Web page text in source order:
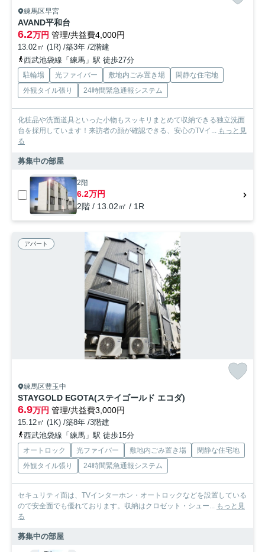
練馬区早宮
AVAND平和台
6.2万円 管理/共益費4,000円
13.02㎡ (1R) /築3年 /2階建
西武池袋線「練馬」駅 徒歩27分
駐輪場 光ファイバー 敷地内ごみ置き場
閑静な住宅地
外観タイル張り
24時間緊急通報システム
化粧品や洗面道具といった小物もスッキリまとめて収納できる独立洗面
台を採用しています！来訪者の顔が確認できる、安心のTVイ... もっと見
る
募集中の部屋
2階
6.2万円
2階 / 13.02㎡ / 1R
アパート
練馬区豊玉中
STAYGOLD EGOTA(ステイゴールド エコダ)
6.9万円 管理/共益費3,000円
15.12㎡ (1K) /築8年 /3階建
西武池袋線「練馬」駅 徒歩15分
オートロック 光ファイバー 敷地内ごみ置き場
閑静な住宅地
外観タイル張り
24時間緊急通報システム
セキュリティ面は、TVインターホン・オートロックなどを設置している
ので安全面でも優れております。収納はクロゼット・シュー... もっと見
る
募集中の部屋